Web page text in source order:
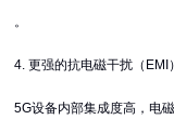
。
4. 更强的抗电磁干扰（EMI
5G设备内部集成度高，电